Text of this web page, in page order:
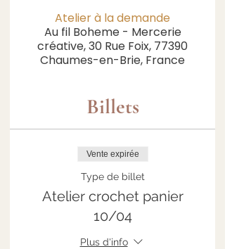
Atelier à la demande
Au fil Boheme - Mercerie
créative, 30 Rue Foix, 77390
Chaumes-en-Brie, France
Billets
Vente expirée
Type de billet
Atelier crochet panier
10/04
Plus d'info